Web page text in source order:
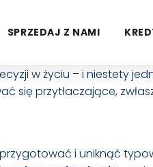
SPRZEDAJ Z NAMI
w życiu – i niestety
się przytłaczające,
i uniknąć